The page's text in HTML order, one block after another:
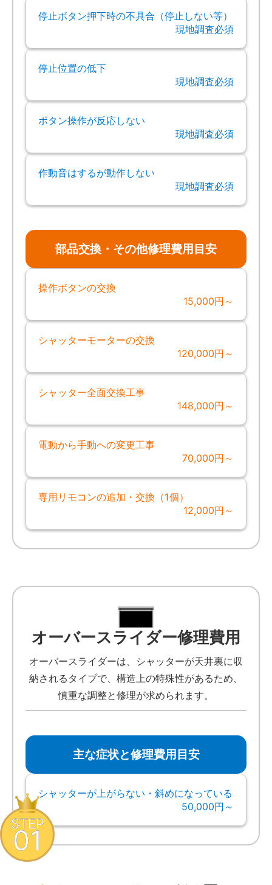
停止ボタン押下時の不具合（停止しない等）
現地調査必須
停止位置の低下
現地調査必須
ボタン操作が反応しない
現地調査必須
作動音はするが動作しない
現地調査必須
部品交換・その他修理費用目安
操作ボタンの交換
15,000円～
シャッターモーターの交換
120,000円～
シャッター全面交換工事
148,000円～
電動から手動への変更工事
70,000円～
専用リモコンの追加・交換（1個）
12,000円～
オーバースライダー修理費用
オーバースライダーは、シャッターが天井裏に収
納されるタイプで、構造上の特殊性があるため、
慎重な調整と修理が求められます。
主な症状と修理費用目安
シャッターが上がらない・斜めになっている
50,000円～
STEP
01